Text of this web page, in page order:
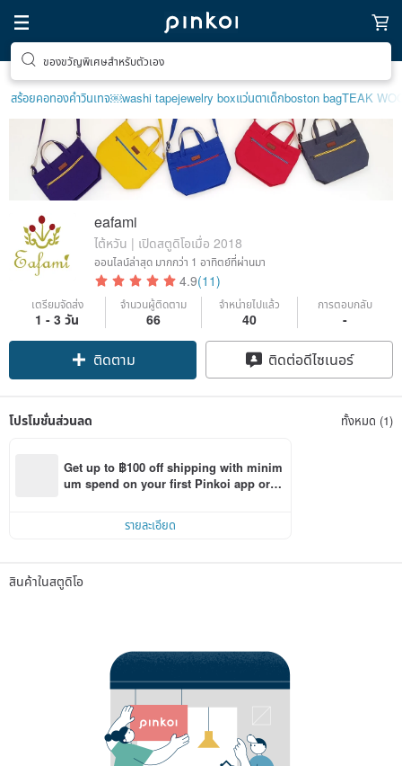
ของขวัญพิเศษสำหรับตัวเอง
สร้อยคอทองคำวินเทจ￼washi tapejewelry boxแว่นตาเด็กboston bagTEAK
eafami
ไต้หวัน | เปิดสตูดิโอเมื่อ 2018
ออนไลน์ล่าสุด มากกว่า 1 อาทิตย์ที่ผ่านมา
4.9(11)
เตรียมจัดส่ง
1 - 3 วัน
จำนวนผู้ติดตาม
66
จำหน่ายไปแล้ว
40
การตอบกลับ
-
ติดตาม ติดต่อดีไซเนอร์
โปรโมชั่นส่วนลด ทั้งหมด (1)
Get up to ฿100 off shipping with minim
um spend on your first Pinkoi app orde
รายละเอียด
สินค้าในสตูดิโอ